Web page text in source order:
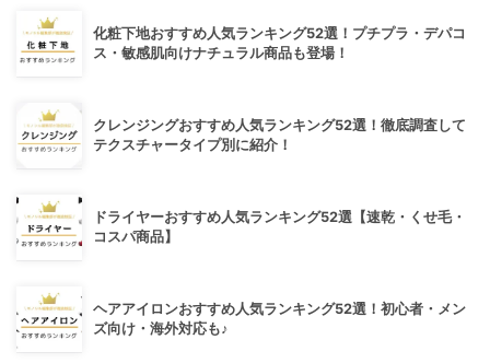
化粧下地おすすめ人気ランキング52選！プチプラ・デパコ
ス・敏感肌向けナチュラル商品も登場！
クレンジングおすすめ人気ランキング52選！徹底調査して
テクスチャータイプ別に紹介！
ドライヤーおすすめ人気ランキング52選【速乾・くせ毛・
コスパ商品】
ヘアアイロンおすすめ人気ランキング52選！初心者・メン
ズ向け・海外対応も♪